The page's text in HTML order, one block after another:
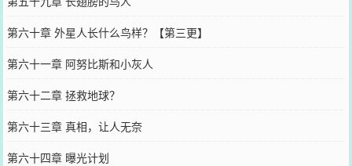
第六十章 外星人长什么鸟样？【第三更】
第六十一章 阿努比斯和小灰人
第六十二章 拯救地球？
第六十三章 真相，让人无奈
第六十四章 曝光计划